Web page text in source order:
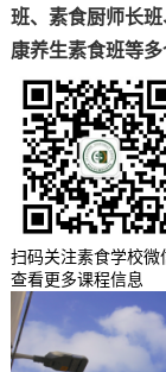
班、素食厨师长
康养生素食班等多
扫码关注素食学校微
查看更多课程信息